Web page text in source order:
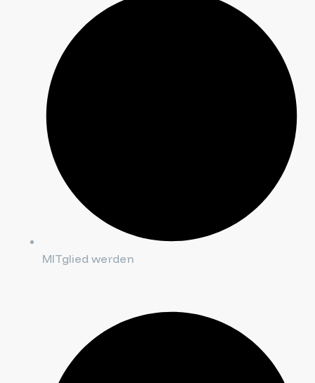
MITglied werden